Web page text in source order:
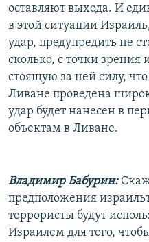
оставляют выхода. И
в этой ситуации
удар, предупредить не
сколько, с точки зрения
стоящую за ней силу, что
Ливане проведена
удар будет нанесен в
объектам в Ливане.
Владимир Бабурин:
предположения
террористы будут
Израилем для того,